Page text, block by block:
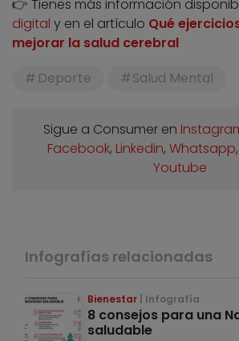
👉 Tienes más información
digital y en el artículo Qué
mejorar la salud cerebral
Deporte
Salud Mental
Sigue a Consumer en
Facebook, Linkedin, Whatsapp,
Youtube
Infografías relacionadas
Bienestar Infografía
8 consejos para una
saludable